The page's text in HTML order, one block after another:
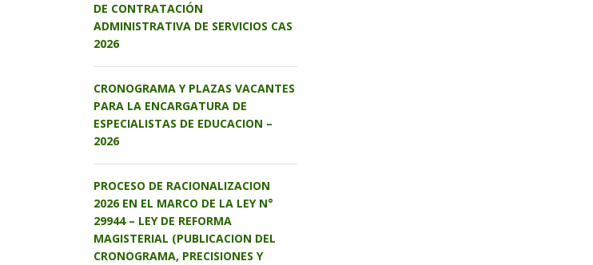
DE CONTRATACIÓN
ADMINISTRATIVA DE SERVICIOS CAS
2026
CRONOGRAMA Y PLAZAS VACANTES
PARA LA ENCARGATURA DE
ESPECIALISTAS DE EDUCACION –
2026
PROCESO DE RACIONALIZACION
2026 EN EL MARCO DE LA LEY N°
29944 – LEY DE REFORMA
MAGISTERIAL (PUBLICACION DEL
CRONOGRAMA, PRECISIONES Y